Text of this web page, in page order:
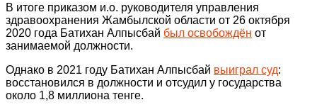
В итоге приказом и.о. руководителя управления
здравоохранения Жамбылской области от 26 октября
2020 года Батихан Алпысбай был освобождён от
занимаемой должности.
Однако в 2021 году Батихан Алпысбай выиграл суд:
восстановился в должности и отсудил у государства
около 1,8 миллиона тенге.